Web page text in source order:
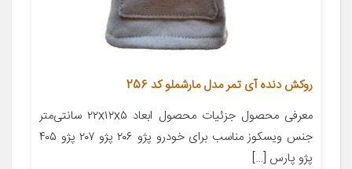
روکش دنده آی تمر مدل مارشملو کد 256
معرفی محصول جزئیات محصول ابعاد ۲۲x۱۲x۵ سانتی‌متر
جنس ویسکوز مناسب برای خودرو پژو ۲۰۶ پژو ۲۰۷ پژو ۴۰۵
پژو پارس […]